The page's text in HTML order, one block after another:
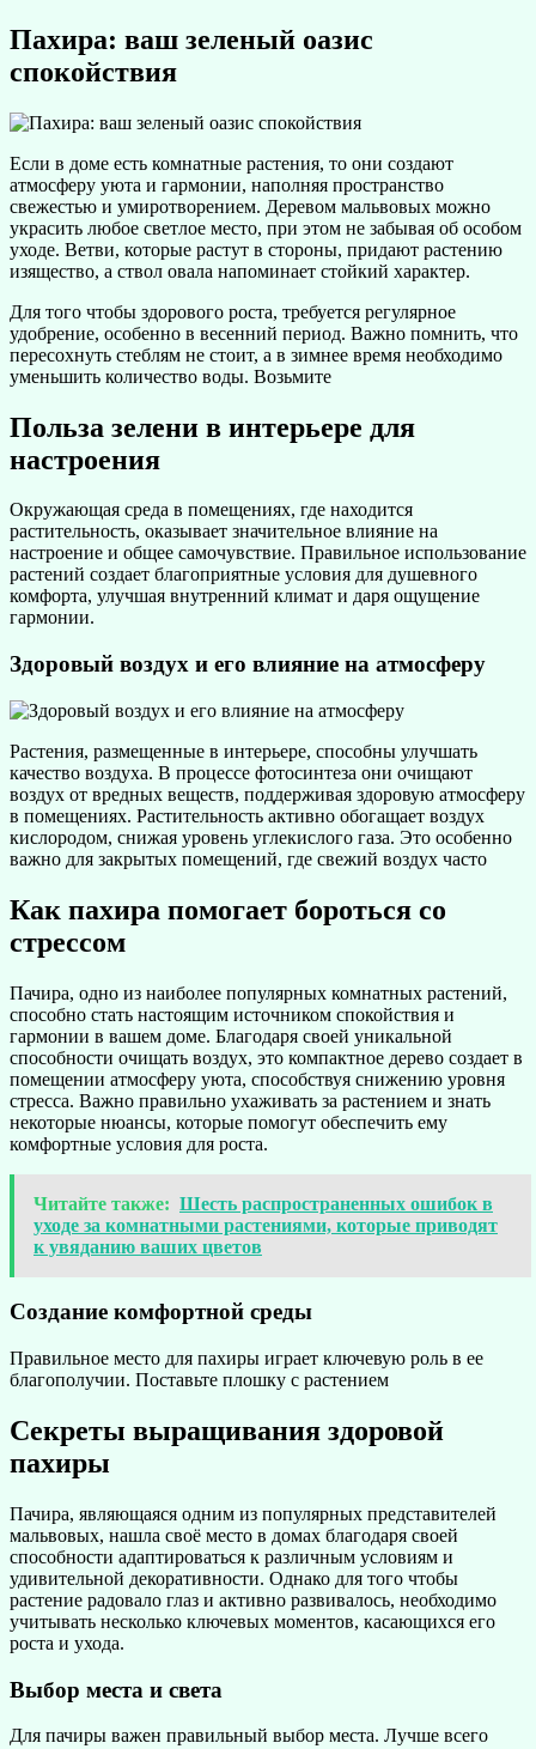
Пахира: ваш зеленый оазис
спокойствия
Если в доме есть комнатные растения, то они создают
атмосферу уюта и гармонии, наполняя пространство
свежестью и умиротворением. Деревом мальвовых можно
украсить любое светлое место, при этом не забывая об особом
уходе. Ветви, которые растут в стороны, придают растению
изящество, а ствол овала напоминает стойкий характер.
Для того чтобы здорового роста, требуется регулярное
удобрение, особенно в весенний период. Важно помнить, что
пересохнуть стеблям не стоит, а в зимнее время необходимо
уменьшить количество воды. Возьмите
Польза зелени в интерьере для
настроения
Окружающая среда в помещениях, где находится
растительность, оказывает значительное влияние на
настроение и общее самочувствие. Правильное использование
растений создает благоприятные условия для душевного
комфорта, улучшая внутренний климат и даря ощущение
гармонии.
Здоровый воздух и его влияние на атмосферу
Растения, размещенные в интерьере, способны улучшать
качество воздуха. В процессе фотосинтеза они очищают
воздух от вредных веществ, поддерживая здоровую атмосферу
в помещениях. Растительность активно обогащает воздух
кислородом, снижая уровень углекислого газа. Это особенно
важно для закрытых помещений, где свежий воздух часто
Как пахира помогает бороться со
стрессом
Пачира, одно из наиболее популярных комнатных растений,
способно стать настоящим источником спокойствия и
гармонии в вашем доме. Благодаря своей уникальной
способности очищать воздух, это компактное дерево создает в
помещении атмосферу уюта, способствуя снижению уровня
стресса. Важно правильно ухаживать за растением и знать
некоторые нюансы, которые помогут обеспечить ему
комфортные условия для роста.
Читайте также: Шесть распространенных ошибок в
уходе за комнатными растениями, которые приводят
к увяданию ваших цветов
Создание комфортной среды
Правильное место для пахиры играет ключевую роль в ее
благополучии. Поставьте плошку с растением
Секреты выращивания здоровой
пахиры
Пачира, являющаяся одним из популярных представителей
мальвовых, нашла своё место в домах благодаря своей
способности адаптироваться к различным условиям и
удивительной декоративности. Однако для того чтобы
растение радовало глаз и активно развивалось, необходимо
учитывать несколько ключевых моментов, касающихся его
роста и ухода.
Выбор места и света
Для пачиры важен правильный выбор места. Лучше всего